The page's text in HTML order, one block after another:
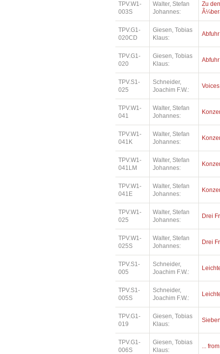
TPV.W1-
003S
Walter, Stefan
Johannes:
Zu
TPV.G1-
020CD
Giesen, Tobias
Klaus:
Abfuhr
TPV.G1-
020
Giesen, Tobias
Klaus:
Abfuhr
TPV.S1-
025
Schneider,
Joachim F.W.:
TPV.W1-
041
Walter, Stefan
Johannes:
TPV.W1-
041K
Walter, Stefan
Johannes:
TPV.W1-
041LM
Walter, Stefan
Johannes:
TPV.W1-
041E
Walter, Stefan
Johannes:
TPV.W1-
025
Walter, Stefan
Johannes:
Drei
TPV.W1-
025S
Walter, Stefan
Johannes:
Drei
TPV.S1-
005
Schneider,
Joachim F.W.:
TPV.S1-
005S
Schneider,
Joachim F.W.:
TPV.G1-
019
Giesen, Tobias
Klaus:
TPV.G1-
006S
Giesen, Tobias
Klaus:
...